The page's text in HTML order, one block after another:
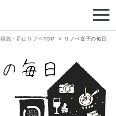
福島・郡山リノベTOP リノベ女子の毎日